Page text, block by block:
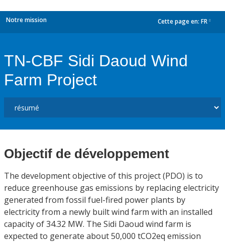
Notre mission Cette page en: FR
TN-CBF Sidi Daoud Wind
Farm Project
Objectif de développement
The development objective of this project (PDO) is to
reduce greenhouse gas emissions by replacing electricity
generated from fossil fuel-fired power plants by
electricity from a newly built wind farm with an installed
capacity of 34.32 MW. The Sidi Daoud wind farm is
expected to generate about 50,000 tCO2eq emission